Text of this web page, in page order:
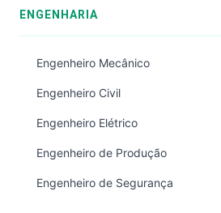
ENGENHARIA
Engenheiro Mecânico
Engenheiro Civil
Engenheiro Elétrico
Engenheiro de Produção
Engenheiro de Segurança